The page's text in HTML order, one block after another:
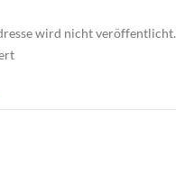
wird nicht veröffentlicht.